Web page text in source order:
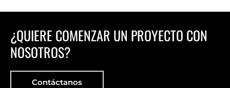
¿QUIERE COMENZAR UN PROYECTO CON
NOSOTROS?
Contáctanos